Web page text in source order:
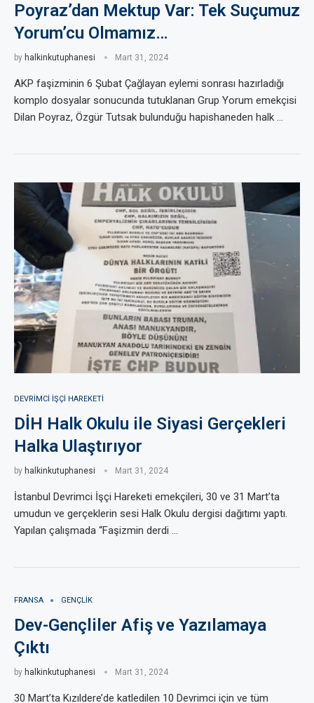
Poyraz’dan Mektup Var: Tek Suçumuz
Yorum’cu Olmamız…
by halkinkutuphanesi Mart 31, 2024
AKP faşizminin 6 Şubat Çağlayan eylemi sonrası hazırladığı
komplo dosyalar sonucunda tutuklanan Grup Yorum emekçisi
Dilan Poyraz, Özgür Tutsak bulunduğu hapishaneden halk …
DEVRIMCI IŞÇI HAREKETI
DİH Halk Okulu ile Siyasi Gerçekleri
Halka Ulaştırıyor
by halkinkutuphanesi Mart 31, 2024
İstanbul Devrimci İşçi Hareketi emekçileri, 30 ve 31 Mart’ta
umudun ve gerçeklerin sesi Halk Okulu dergisi dağıtımı yaptı.
Yapılan çalışmada “Faşizmin derdi …
FRANSA GENÇLIK
Dev-Gençliler Afiş ve Yazılamaya
Çıktı
by halkinkutuphanesi Mart 31, 2024
30 Mart’ta Kızıldere’de katledilen 10 Devrimci için ve tüm